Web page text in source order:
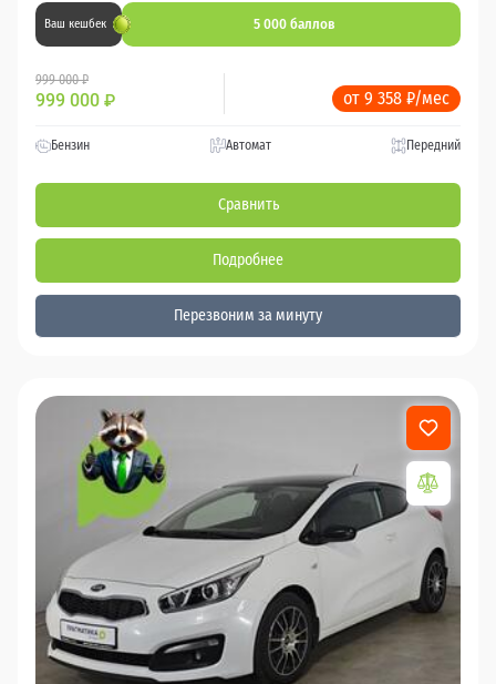
Ваш кешбек 5 000 баллов
999 000 ₽
999 000 ₽ от 9 358 ₽/мес
Бензин Автомат Передний
Сравнить
Подробнее
Перезвоним за минуту